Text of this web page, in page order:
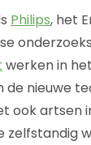
Philips, het
werken in
nieuwe
ook artsen
zelfstandig